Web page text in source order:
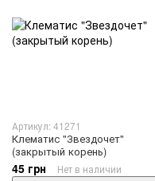
Артикул: 41271
Клематис "Звездочет"
(закрытый корень)
45 грн Нет в наличии